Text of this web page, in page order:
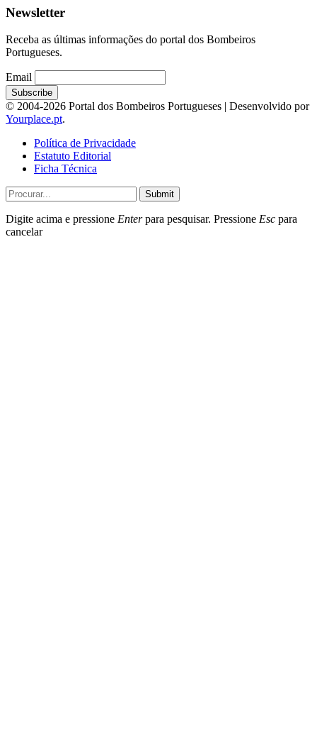
Newsletter
Receba as últimas informações do portal dos Bombeiros
Portugueses.
Email
© 2004-2026 Portal dos Bombeiros Portugueses | Desenvolvido por
Yourplace.pt.
Política de Privacidade
Estatuto Editorial
Ficha Técnica
Submit
Digite acima e pressione Enterpara pesquisar. Pressione Esc para
cancelar